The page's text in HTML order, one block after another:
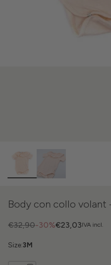
Body con collo volant
IVA incl.
-30%
€32,90 €23,03
Size:3M